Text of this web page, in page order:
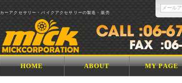
カーアクセサリー・バイクアクセサリーの製造・販売
HOME ABOUT MY PAGE